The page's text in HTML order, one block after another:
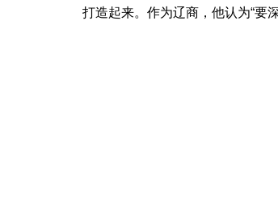
打造起来。作为辽商，他认为“要